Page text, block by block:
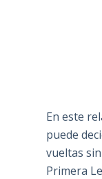
En este
puede
vueltas
Primera